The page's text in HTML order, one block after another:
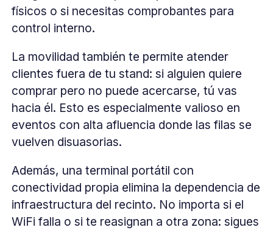
físicos o si necesitas comprobantes para
control interno.
La movilidad también te permite atender
clientes fuera de tu stand: si alguien quiere
comprar pero no puede acercarse, tú vas
hacia él. Esto es especialmente valioso en
eventos con alta afluencia donde las filas se
vuelven disuasorias.
Además, una terminal portátil con
conectividad propia elimina la dependencia de
infraestructura del recinto. No importa si el
WiFi falla o si te reasignan a otra zona: sigues